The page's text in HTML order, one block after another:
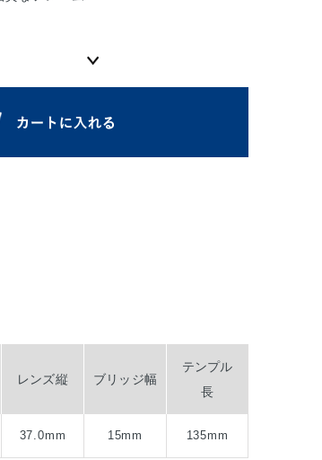
レンズ縦 ブリッジ幅
テンプル
長
37.0mm 15mm 135mm